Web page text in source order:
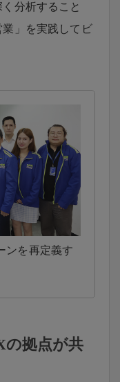
分析すること
」を実践してビ
ンを再定義す
の拠点が共